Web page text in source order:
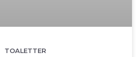
TOALETTER